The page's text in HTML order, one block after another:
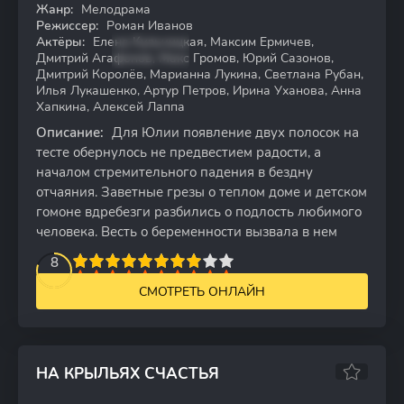
HDTVRip
Жанр: Мелодрама
Режиссер: Роман Иванов
Актёры: Елена Кульчицкая, Максим Ермичев,
Дмитрий Агафонов, Макс Громов, Юрий Сазонов,
Дмитрий Королёв, Марианна Лукина, Светлана Рубан,
Илья Лукашенко, Артур Петров, Ирина Уханова, Анна
Хапкина, Алексей Лаппа
Описание: Для Юлии появление двух полосок на
тесте обернулось не предвестием радости, а
началом стремительного падения в бездну
отчаяния. Заветные грезы о теплом доме и детском
гомоне вдребезги разбились о подлость любимого
человека. Весть о беременности вызвала в нем
8
4 5 6 7 8 9 10
СМОТРЕТЬ ОНЛАЙН
НА КРЫЛЬЯХ СЧАСТЬЯ